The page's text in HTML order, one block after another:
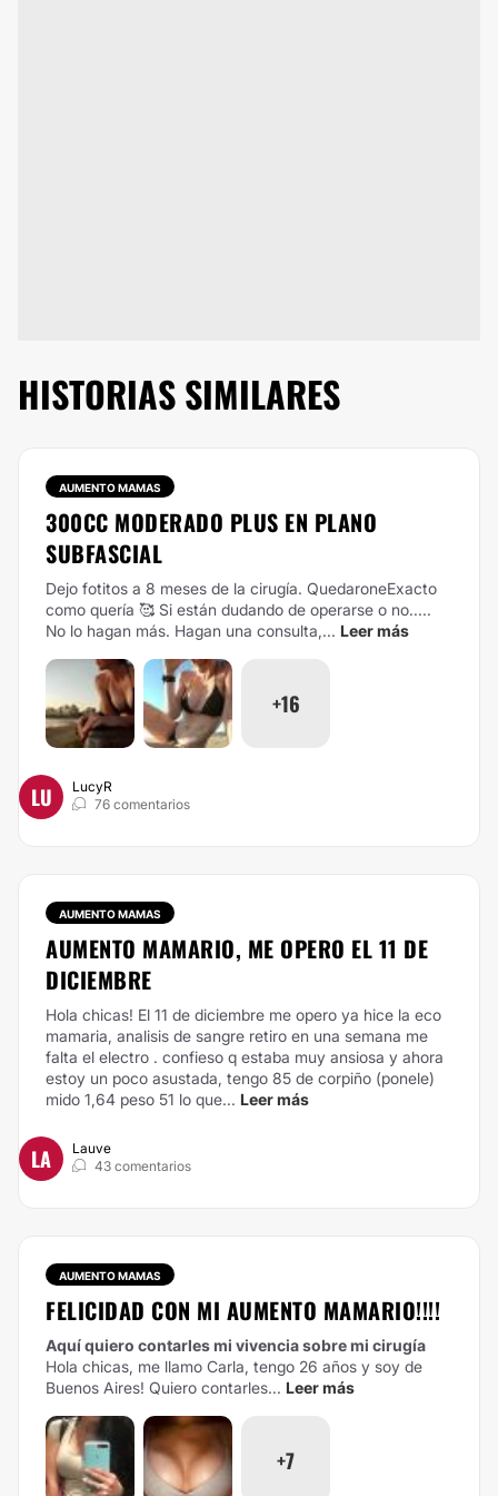
HISTORIAS SIMILARES
AUMENTO MAMAS
300CC MODERADO PLUS EN PLANO
SUBFASCIAL
Dejo fotitos a 8 meses de la cirugía. QuedaroneExacto
como quería 🥰 Si están dudando de operarse o no.....
No lo hagan más. Hagan una consulta,... Leer más
+16
LU
LucyR
76 comentarios
AUMENTO MAMAS
AUMENTO MAMARIO, ME OPERO EL 11 DE
DICIEMBRE
Hola chicas! El 11 de diciembre me opero ya hice la eco
mamaria, analisis de sangre retiro en una semana me
falta el electro . confieso q estaba muy ansiosa y ahora
estoy un poco asustada, tengo 85 de corpiño (ponele)
mido 1,64 peso 51 lo que... Leer más
LA
Lauve
43 comentarios
AUMENTO MAMAS
FELICIDAD CON MI AUMENTO MAMARIO!!!!
Aquí quiero contarles mi vivencia sobre mi cirugía
Hola chicas, me llamo Carla, tengo 26 años y soy de
Buenos Aires! Quiero contarles... Leer más
+7